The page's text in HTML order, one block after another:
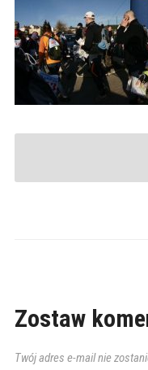
Zostaw
Twój adres e-mail nie